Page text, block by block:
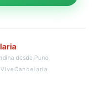
desde Puno